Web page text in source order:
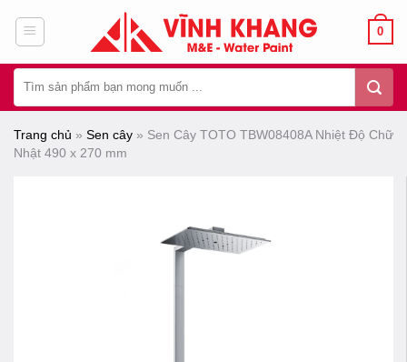
dung
0
kiếm:
Trang chủ » Sen cây » Sen Cây TOTO TBW08408A Nhiệt Độ Chữ
Nhật 490 x 270 mm